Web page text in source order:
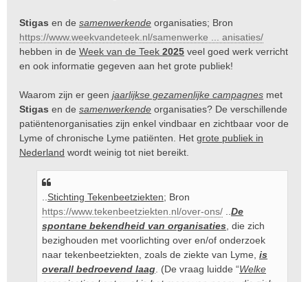
Stigas en de samenwerkende organisaties; Bron
https://www.weekvandeteek.nl/samenwerke ... anisaties/
hebben in de Week van de Teek 2025 veel goed werk verricht
en ook informatie gegeven aan het grote publiek!
Waarom zijn er geen jaarlijkse gezamenlijke campagnes met
Stigas en de samenwerkende organisaties? De verschillende
patiëntenorganisaties zijn enkel vindbaar en zichtbaar voor de
Lyme of chronische Lyme patiënten. Het grote publiek in
Nederland wordt weinig tot niet bereikt.
Stichting Tekenbeetziekten; Bron
https://www.tekenbeetziekten.nl/over-ons/
De
spontane bekendheid van organisaties , die zich
bezighouden met voorlichting over en/of onderzoek
naar tekenbeetziekten, zoals de ziekte van Lyme, is
overall bedroevend laag . (De vraag luidde “Welke